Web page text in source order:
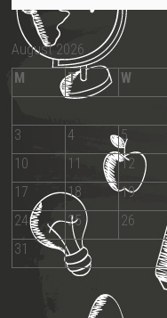
August 2026
M
T W
3
4 5
10
11 12
17
18 19
24
25 26
31